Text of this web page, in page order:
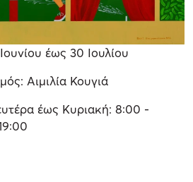
έως 30 Ιουλίου
Αιμιλία Κουγιά
έως Κυριακή: 8:00 -